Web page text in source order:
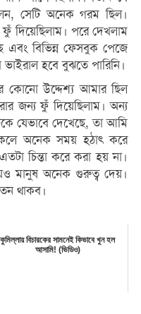
সেটি অনেক গরম ছিল।
ফুঁ দিয়েছিলাম। পরে দেখলাম
এবং বিভিন্ন ফেসবুক পেজে
হবে বুঝতে পারিনি।
কোনো উদ্দেশ্য আমার ছিল
জন্য ফুঁ দিয়েছিলাম। অন্য
যেভাবে দেখেছে, তা আমি
অনেক সময় হঠাৎ করে
চিন্তা করে করা হয় না।
মানুষ অনেক গুরুত্ব দেয়।
থাকব।
কুমিল্লায় বিচারকের সামনেই কিভাবে খুন হল
আসামি! (ভিডিও)